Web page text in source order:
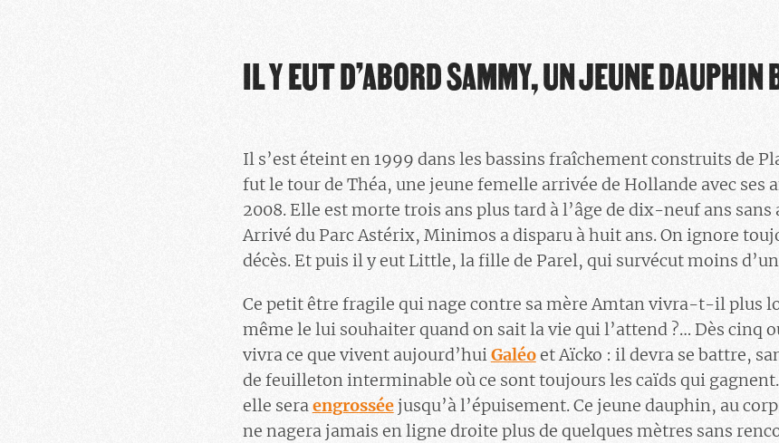
IL Y EUT D’ABORD SAMMY, UN JEUNE DAUPHIN
Il s’est éteint en 1999 dans les bassins fraîchement construits de
fut le tour de Théa, une jeune femelle arrivée de Hollande avec ses
2008. Elle est morte trois ans plus tard à l’âge de dix-neuf ans
Arrivé du Parc Astérix, Minimos a disparu à huit ans. On ignore
décès. Et puis il y eut Little, la fille de Parel, qui survécut moins
Ce petit être fragile qui nage contre sa mère Amtan vivra-t-il plus
même le lui souhaiter quand on sait la vie qui l’attend ?… Dès cinq
vivra ce que vivent aujourd’huiGaléoet Aïcko : il devra se battre,
de feuilleton interminable où ce sont toujours les caïds qui
elle seraengrosséejusqu’à l’épuisement. Ce jeune dauphin, au
ne nagera jamais en ligne droite plus de quelques mètres sans